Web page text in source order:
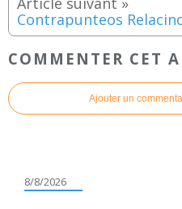
Contrapunteos
COMMENTER CET
Ajouter un
8/8/2026